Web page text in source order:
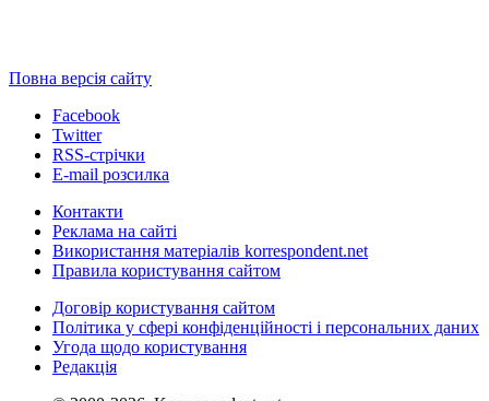
Повна версія сайту
Facebook
Twitter
RSS-стрічки
E-mail розсилка
Контакти
Реклама на сайті
Використання матеріалів korrespondent.net
Правила користування сайтом
Договір користування сайтом
Політика у сфері конфіденційності і персональних даних
Угода щодо користування
Редакція